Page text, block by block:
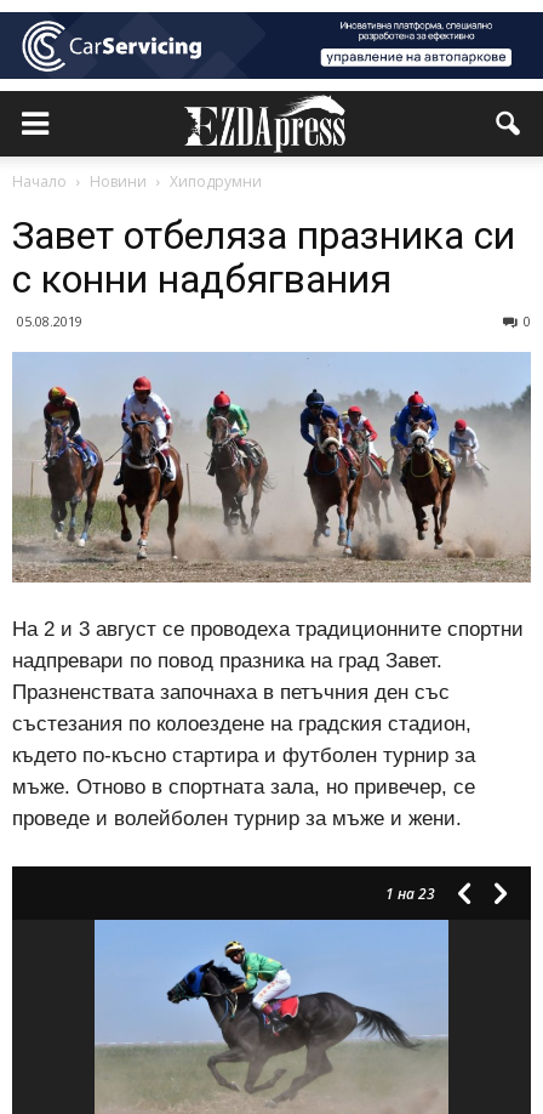
Начало Новини Хиподрумни
Завет отбеляза празника си
с конни надбягвания
05.08.2019 0
На 2 и 3 август се проводеха традиционните спортни
надпревари по повод празника на град Завет.
Празненствата започнаха в петъчния ден със
състезания по колоездене на градския стадион,
където по-късно стартира и футболен турнир за
мъже. Отново в спортната зала, но привечер, се
проведе и волейболен турнир за мъже и жени.
1 на 23